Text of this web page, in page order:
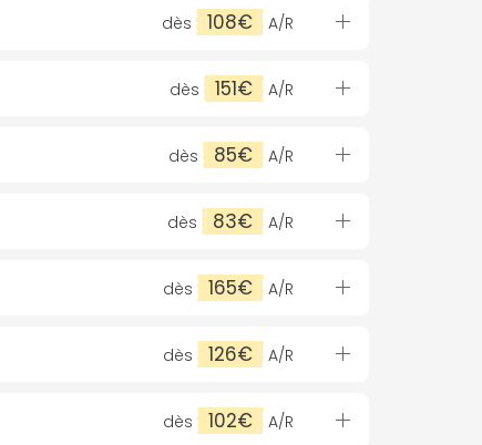
dès 108€ A/R
dès 151€ A/R
dès 85€ A/R
dès 83€ A/R
dès 165€ A/R
dès 126€ A/R
dès 102€ A/R